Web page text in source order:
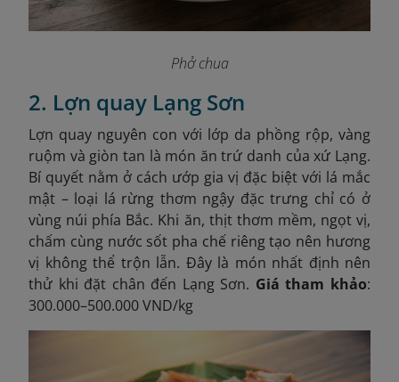
Phở chua
2. Lợn quay Lạng Sơn
Lợn quay nguyên con với lớp da phồng rộp, vàng
ruộm và giòn tan là món ăn trứ danh của xứ Lạng.
Bí quyết nằm ở cách ướp gia vị đặc biệt với lá mắc
mật – loại lá rừng thơm ngậy đặc trưng chỉ có ở
vùng núi phía Bắc. Khi ăn, thịt thơm mềm, ngọt vị,
chấm cùng nước sốt pha chế riêng tạo nên hương
vị không thể trộn lẫn. Đây là món nhất định nên
thử khi đặt chân đến Lạng Sơn. Giá tham khảo:
300.000–500.000 VND/kg